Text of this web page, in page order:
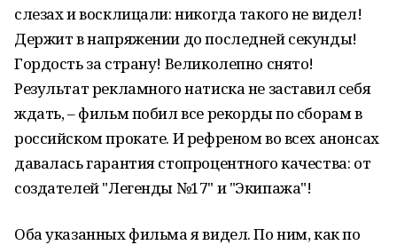
слезах и восклицали: никогда такого не видел!
Держит в напряжении до последней секунды!
Гордость за страну! Великолепно снято!
Результат рекламного натиска не заставил себя
ждать, – фильм побил все рекорды по сборам в
российском прокате. И рефреном во всех анонсах
давалась гарантия стопроцентного качества: от
создателей "Легенды №17" и "Экипажа"!
Оба указанных фильма я видел. По ним, как по